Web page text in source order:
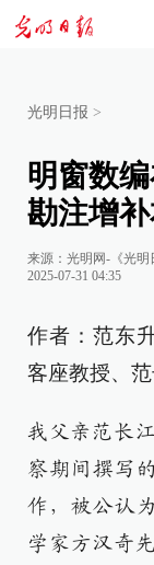
光明日报 >
明窗数
勘注增补
来源： 光明网-《光明
2025-07-31 04:35
作者：范东
客座教授、范
我父亲范长
察期间撰写
作，被公认
学家方汉奇